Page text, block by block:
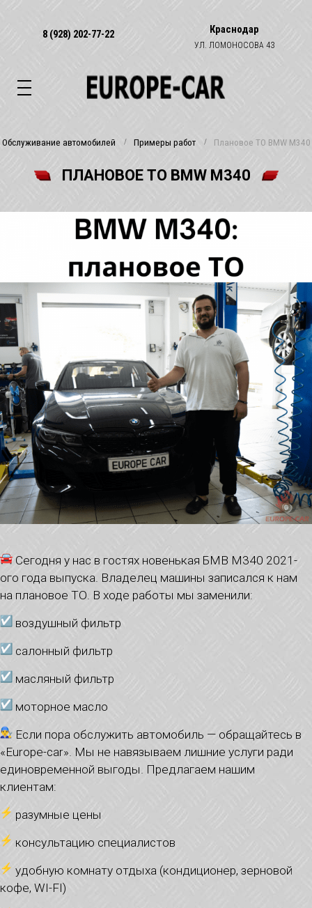
8 (928) 202-77-22 Краснодар
УЛ. ЛОМОНОСОВА 43
Обслуживание автомобилей Примеры работ Плановое ТО BMW M340
ПЛАНОВОЕ ТО BMW M340
Сегодня у нас в гостях новенькая БМВ М340 2021-
ого года выпуска. Владелец машины записался к нам
на плановое ТО. В ходе работы мы заменили:
воздушный фильтр
салонный фильтр
масляный фильтр
моторное масло
Если пора обслужить автомобиль — обращайтесь в
«Europe-car». Мы не навязываем лишние услуги ради
единовременной выгоды. Предлагаем нашим
клиентам:
️ разумные цены
️ консультацию специалистов
️ удобную комнату отдыха (кондиционер, зерновой
кофе, WI-FI)